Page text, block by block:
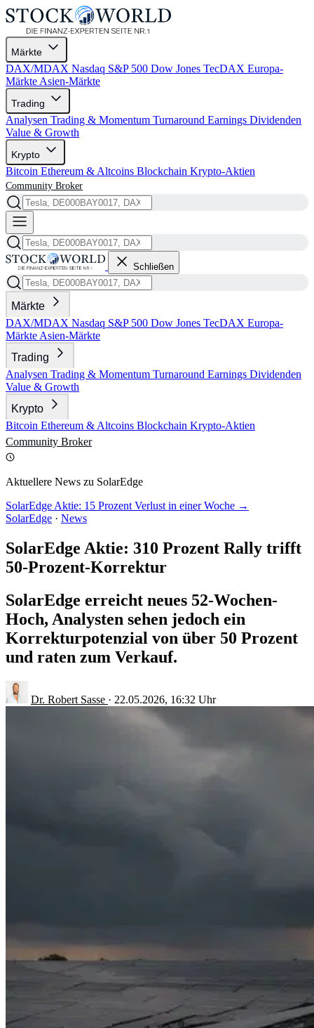
Märkte
DAX/MDAX Nasdaq S&P 500 Dow Jones TecDAX Europa-
Märkte Asien-Märkte
Trading
Analysen Trading & Momentum Turnaround Earnings Dividenden
Value & Growth
Krypto
Bitcoin Ethereum & Altcoins Blockchain Krypto-Aktien
Community Broker
Schließen
Märkte
DAX/MDAX Nasdaq S&P 500 Dow Jones TecDAX Europa-
Märkte Asien-Märkte
Trading
Analysen Trading & Momentum Turnaround Earnings Dividenden
Value & Growth
Krypto
Bitcoin Ethereum & Altcoins Blockchain Krypto-Aktien
Community Broker
Aktuellere News zu SolarEdge
SolarEdge Aktie: 15 Prozent Verlust in einer Woche →
SolarEdge · News
SolarEdge Aktie: 310 Prozent Rally trifft
50-Prozent-Korrektur
SolarEdge erreicht neues 52-Wochen-
Hoch, Analysten sehen jedoch ein
Korrekturpotenzial von über 50 Prozent
und raten zum Verkauf.
Dr. Robert Sasse · 22.05.2026, 16:32 Uhr